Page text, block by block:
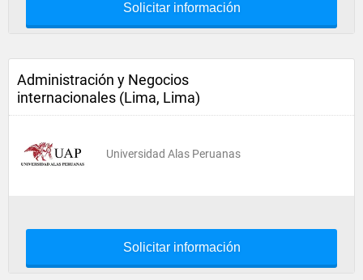
Solicitar información
Administración y Negocios
internacionales (Lima, Lima)
Universidad Alas Peruanas
Solicitar información